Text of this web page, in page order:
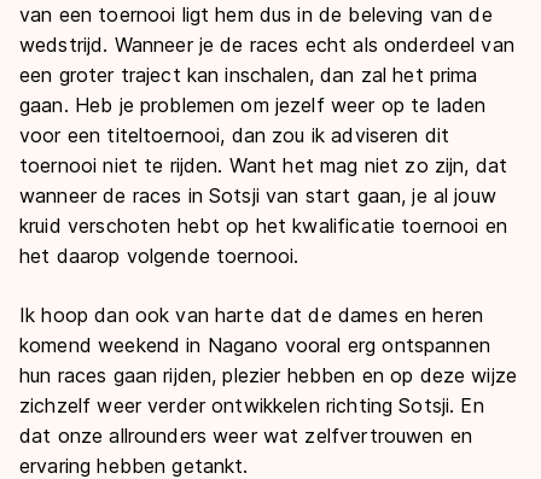
van een toernooi ligt hem dus in de beleving van de
wedstrijd. Wanneer je de races echt als onderdeel van
een groter traject kan inschalen, dan zal het prima
gaan. Heb je problemen om jezelf weer op te laden
voor een titeltoernooi, dan zou ik adviseren dit
toernooi niet te rijden. Want het mag niet zo zijn, dat
wanneer de races in Sotsji van start gaan, je al jouw
kruid verschoten hebt op het kwalificatie toernooi en
het daarop volgende toernooi.
Ik hoop dan ook van harte dat de dames en heren
komend weekend in Nagano vooral erg ontspannen
hun races gaan rijden, plezier hebben en op deze wijze
zichzelf weer verder ontwikkelen richting Sotsji. En
dat onze allrounders weer wat zelfvertrouwen en
ervaring hebben getankt.